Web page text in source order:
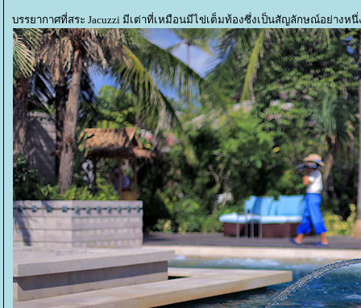
บรรยากาศที่สระ Jacuzzi มีเต่าที่เหมือนมีไข่เต็มท้องซึ่งเป็นสัญลักษณ์อย่างห